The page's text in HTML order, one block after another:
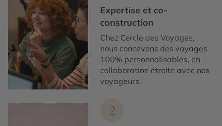
Expertise et co-
construction
Chez Cercle des Voyages,
nous concevons des voyages
100% personnalisables, en
collaboration étroite avec nos
voyageurs.
2